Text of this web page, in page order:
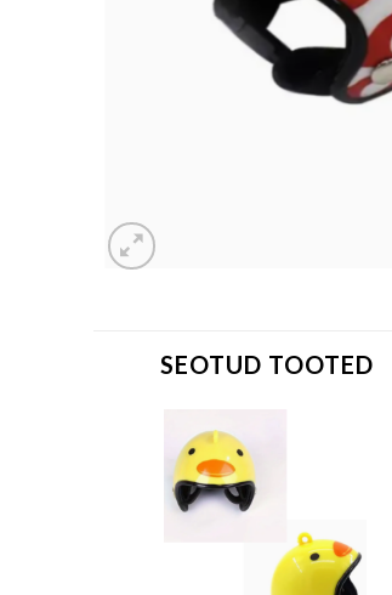
SEOTUD TOOTED